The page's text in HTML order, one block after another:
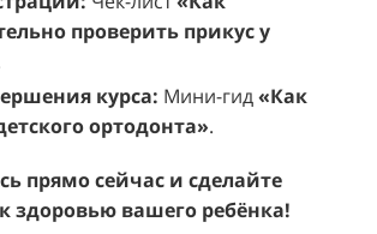
проверить прикус у
курса: Мини-гид«Как
ортодонта».
прямо сейчас и сделайте
здоровью вашего ребёнка!